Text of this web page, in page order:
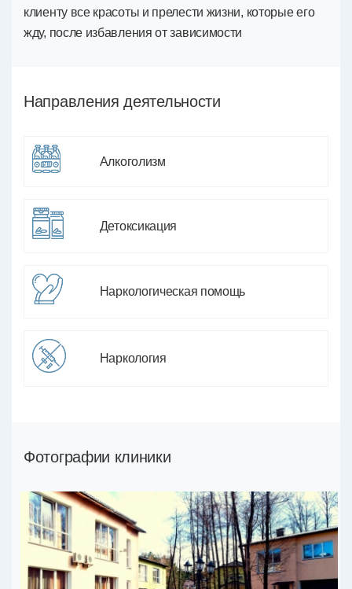
клиенту все красоты и прелести жизни, которые его
жду, после избавления от зависимости
Направления деятельности
Алкоголизм
Детоксикация
Наркологическая помощь
Наркология
Фотографии клиники